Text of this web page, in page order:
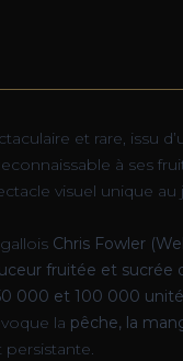
et rare, issu
à ses
visuel unique
Chris Fowler
fruitée et sucrée
000 et 100 000
la pêche, la
persistante.